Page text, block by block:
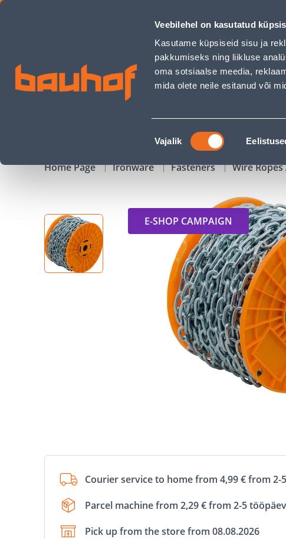
Veebilehel on kasutatud
Kasutame küpsiseid sisu ja
pakkumiseks ning liikluse
oma sotsiaalse meedia,
mida olete neile esitanud või
Nõusoleku
valik
Vajalik
KEEVITATUD KETT SUKI LÜHIKE LÜLI 4MM - Bauhof has loaded
Business Service Center Customer Service
CAMPAIGNS
Home Page Ironware Fasteners Wire
E-SHOP CAMPAIGN
Courier service to home from 4,99 € from 2-
Parcel machine from 2,29 € from 2-5
Pick up from the store from 08.08.2026